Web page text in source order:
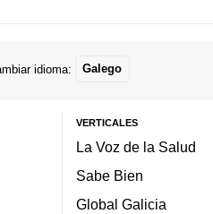
idioma: Galego
VERTICALES
La Voz de la Salud
Sabe Bien
Global Galicia